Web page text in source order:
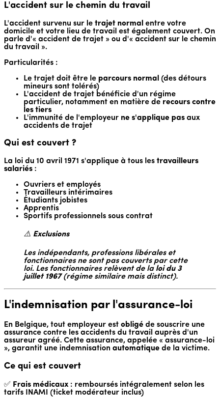
L'accident sur le chemin du travail
L'accident survenu sur le trajet normal entre votre
domicile et votre lieu de travail est également couvert. On
parle d'« accident de trajet » ou d'« accident sur le chemin
du travail ».
Particularités :
Le trajet doit être le parcours normal (des détours
mineurs sont tolérés)
L'accident de trajet bénéficie d'un régime
particulier, notamment en matière de recours contre
les tiers
L'immunité de l'employeur ne s'applique pas aux
accidents de trajet
Qui est couvert ?
La loi du 10 avril 1971 s'applique à tous les travailleurs
salariés :
Ouvriers et employés
Travailleurs intérimaires
Étudiants jobistes
Apprentis
Sportifs professionnels sous contrat
⚠️ Exclusions
Les indépendants, professions libérales et
fonctionnaires ne sont pas couverts par cette
loi. Les fonctionnaires relèvent de la loi du 3
juillet 1967(régime similaire mais distinct).
L'indemnisation par l'assurance-loi
En Belgique, tout employeur est obligé de souscrire une
assurance contre les accidents du travail auprès d'un
assureur agréé. Cette assurance, appelée « assurance-loi
», garantit une indemnisation automatique de la victime.
Ce qui est couvert
✅ Frais médicaux: remboursés intégralement selon les
tarifs INAMI (ticket modérateur inclus)